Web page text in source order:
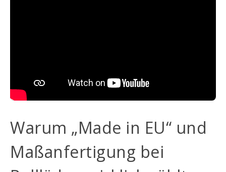
Warum „Made in EU“ und
Maßanfertigung bei